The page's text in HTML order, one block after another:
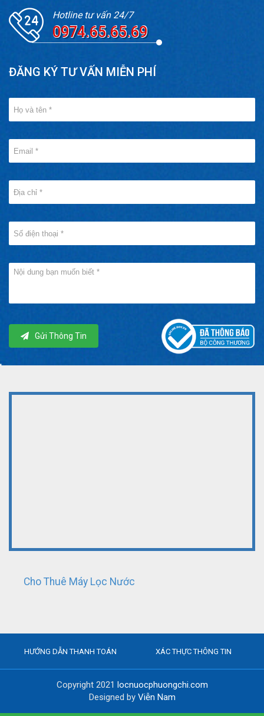
Hotline tư vấn 24/7
0974.65.65.69
ĐĂNG KÝ TƯ VẤN MIỄN PHÍ
Gửi Thông Tin
Cho Thuê Máy Lọc Nước
HƯỚNG DẪN THANH TOÁN XÁC THỰC THÔNG TIN
Copyright 2021 locnuocphuongchi.com
Designed by Viễn Nam